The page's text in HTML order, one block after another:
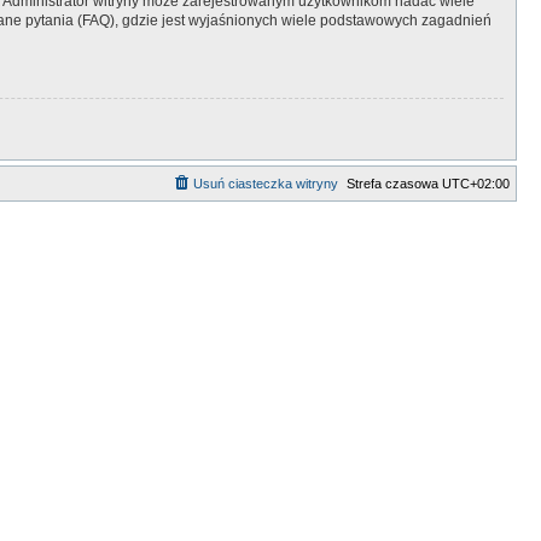
pytania (FAQ), gdzie jest wyjaśnionych wiele podstawowych zagadnień
Strefa czasowa UTC+02:00
Usuń ciasteczka witryny